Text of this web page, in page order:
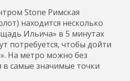
Stone Римская
находится несколько
Ильича» в 5 минутах
потребуется, чтобы дойти
На метро можно без
в самые значимые точки